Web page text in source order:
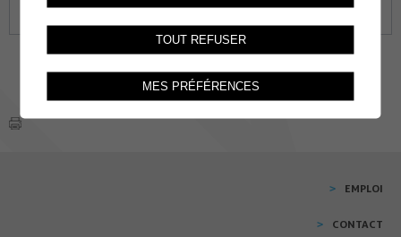
EMPLOI
CONTACT
TOUT REFUSER
MES PRÉFÉRENCES